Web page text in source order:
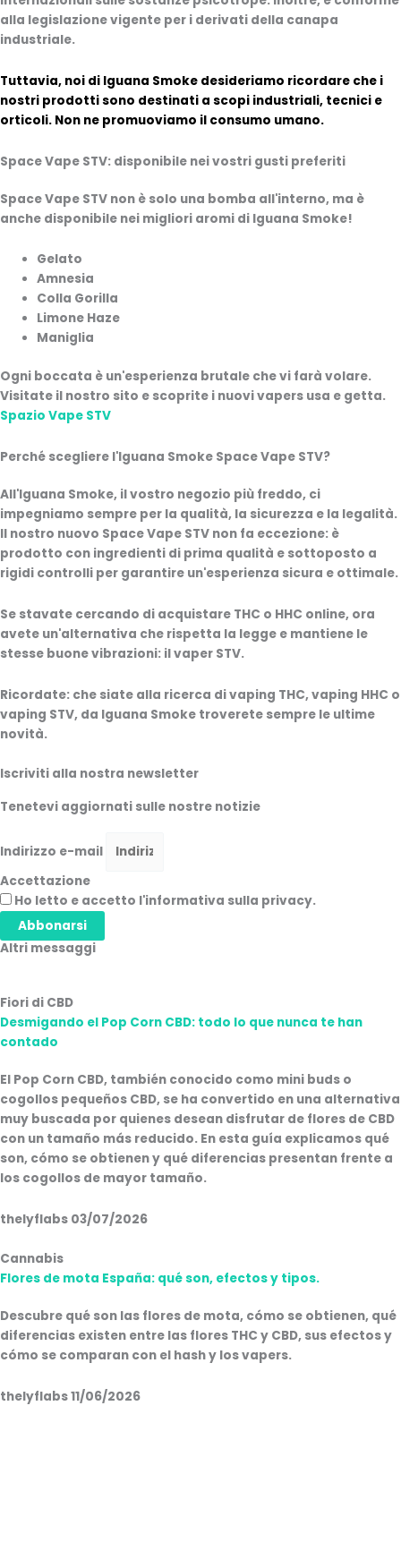
alla legislazione vigente per i derivati della canapa
industriale.
Tuttavia, noi di Iguana Smoke desideriamo ricordare che i
nostri prodotti sono destinati a scopi industriali, tecnici e
orticoli. Non ne promuoviamo il consumo umano.
Space Vape STV: disponibile nei vostri gusti preferiti
Space Vape STV non è solo una bomba all'interno, ma è
anche disponibile nei migliori aromi di Iguana Smoke!
Gelato
Amnesia
Colla Gorilla
Limone Haze
Maniglia
Ogni boccata è un'esperienza brutale che vi farà volare.
Visitate il nostro sito e scoprite i nuovi vapers usa e getta.
Spazio Vape STV
Perché scegliere l'Iguana Smoke Space Vape STV?
All'Iguana Smoke, il vostro negozio più freddo, ci
impegniamo sempre per la qualità, la sicurezza e la legalità.
Il nostro nuovo Space Vape STV non fa eccezione: è
prodotto con ingredienti di prima qualità e sottoposto a
rigidi controlli per garantire un'esperienza sicura e ottimale.
Se stavate cercando di acquistare THC o HHC online, ora
avete un'alternativa che rispetta la legge e mantiene le
stesse buone vibrazioni: il vaper STV.
Ricordate: che siate alla ricerca di vaping THC, vaping HHC o
vaping STV, da Iguana Smoke troverete sempre le ultime
novità.
Iscriviti alla nostra newsletter
Tenetevi aggiornati sulle nostre notizie
Indirizzo e-mail
Accettazione
Ho letto e accetto l'informativa sulla privacy.
Abbonarsi
Altri messaggi
Fiori di CBD
Desmigando el Pop Corn CBD: todo lo que nunca te han
contado
El Pop Corn CBD, también conocido como mini buds o
cogollos pequeños CBD, se ha convertido en una alternativa
muy buscada por quienes desean disfrutar de flores de CBD
con un tamaño más reducido. En esta guía explicamos qué
son, cómo se obtienen y qué diferencias presentan frente a
los cogollos de mayor tamaño.
thelyflabs 03/07/2026
Cannabis
Flores de mota España: qué son, efectos y tipos.
Descubre qué son las flores de mota, cómo se obtienen, qué
diferencias existen entre las flores THC y CBD, sus efectos y
cómo se comparan con el hash y los vapers.
thelyflabs11/06/2026